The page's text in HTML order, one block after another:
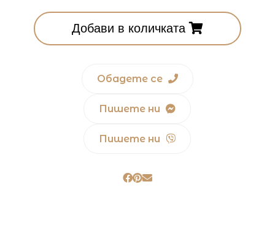
Добави в количката
Обадете се
Пишете ни
Пишете ни